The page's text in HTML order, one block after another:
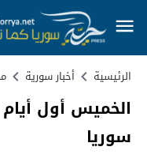
الرئيسية أخبار سورية
الخميس أول
سوريا